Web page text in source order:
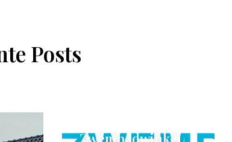
Posts
Zwembadwinkel